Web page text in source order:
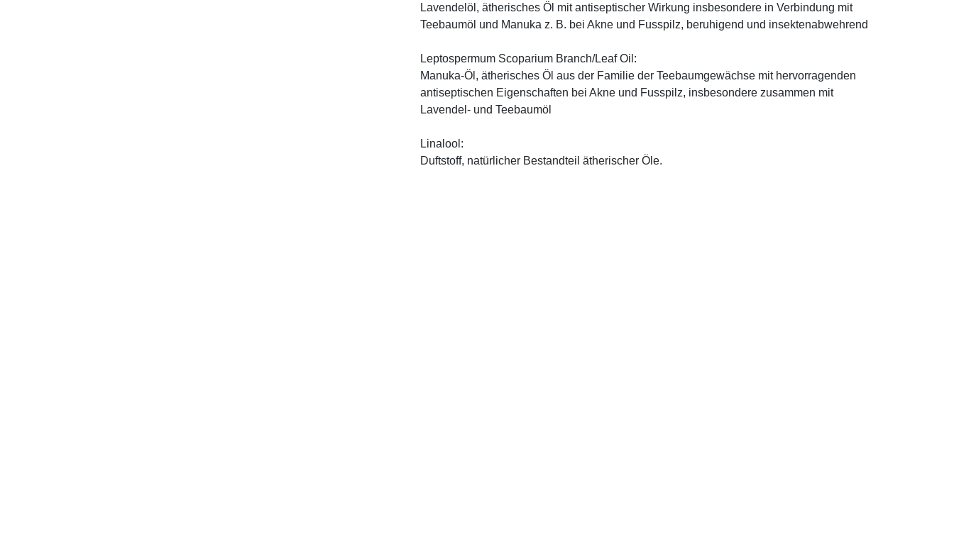
Lavendelöl, ätherisches Öl mit antiseptischer Wirkung insbesondere in Verbindung mit
Teebaumöl und Manuka z. B. bei Akne und Fusspilz, beruhigend und insektenabwehrend
Leptospermum Scoparium Branch/Leaf Oil:
Manuka-Öl, ätherisches Öl aus der Familie der Teebaumgewächse mit hervorragenden
antiseptischen Eigenschaften bei Akne und Fusspilz, insbesondere zusammen mit
Lavendel- und Teebaumöl
Linalool:
Duftstoff, natürlicher Bestandteil ätherischer Öle.